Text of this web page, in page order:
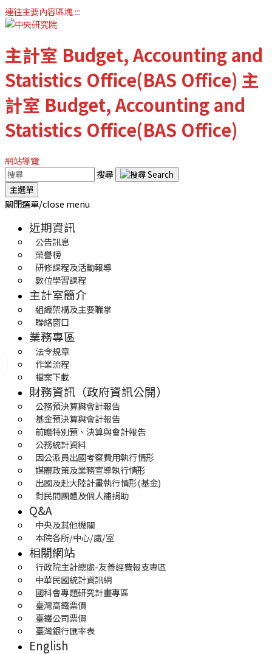
連往主要內容區塊:::
主計室 Budget, Accounting and
Statistics Office(BAS Office) 主
計室 Budget, Accounting and
Statistics Office(BAS Office)
網站導覽
搜尋
主選單
關閉選單/close menu
近期資訊
公告訊息
榮譽榜
研修課程及活動報導
數位學習課程
主計室簡介
組織架構及主要職掌
聯絡窗口
業務專區
法令規章
作業流程
檔案下載
財務資訊（政府資訊公開）
公務預決算與會計報告
基金預決算與會計報告
前瞻特別預、決算與會計報告
公務統計資料
因公派員出國考察費用執行情形
媒體政策及業務宣導執行情形
出國及赴大陸計畫執行情形(基金)
對民間團體及個人補捐助
Q&A
中央及其他機關
本院各所/中心/處/室
相關網站
行政院主計總處-友善經費報支專區
中華民國統計資訊網
國科會專題研究計畫專區
臺灣高鐵票價
臺鐵公司票價
臺灣銀行匯率表
English